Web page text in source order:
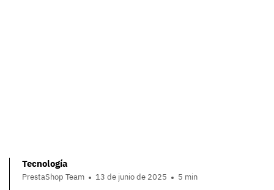
Tecnología
PrestaShop Team 13 de junio de 2025 5 min